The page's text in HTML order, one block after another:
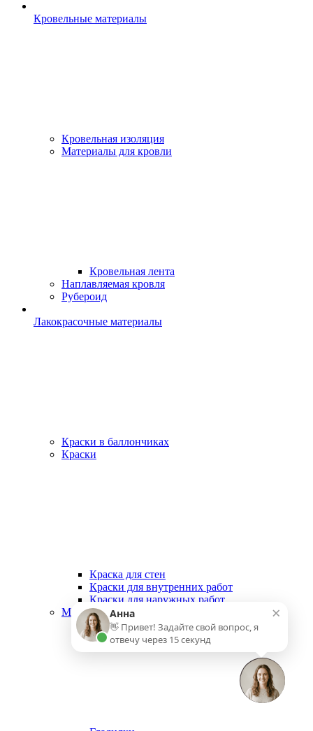
Кровельные материалы
Кровельная изоляция
Материалы для кровли
Кровельная лента
Наплавляемая кровля
Рубероид
Лакокрасочные материалы
Краски в баллончиках
Краски
Краска для стен
Краски для внутренних работ
Краски для наружных работ
Малярный инструмент
×
Анна
👋 Привет! Задайте свой вопрос, я
отвечу через 15 секунд